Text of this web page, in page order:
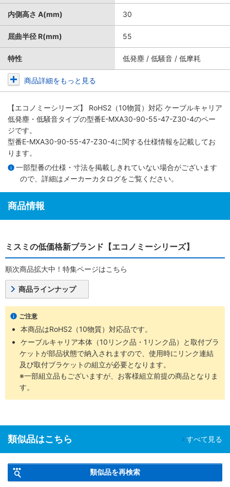
内側高さ A(mm) 30
屈曲半径 R(mm) 55
特性 低発塵 / 低騒音 / 低摩耗
商品詳細をもっと見る
【エコノミーシリーズ】 RoHS2（10物質）対応 ケーブルキャリア
低発塵・低騒音タイプの型番E-MXA30-90-55-47-Z30-4のペー
ジです。
型番E-MXA30-90-55-47-Z30-4に関する仕様情報を記載してお
ります。
一部型番の仕様・寸法を掲載しきれていない場合がございます
ので、詳細は メーカーカタログをご覧ください。
商品情報
ミスミの低価格新ブランド【エコノミーシリーズ】
順次商品拡大中！特集ページはこちら
商品ラインナップ
ご注意
本商品はRoHS2（10物質）対応品です。
ケーブルキャリア本体（10リンク品・1リンク品）と取付ブラ
ケットが部品状態で納入されますので、使用時にリンク連結
及び取付ブラケットの組立が必要となります。
※一部組立品もございますが、お客様組立前提の商品となりま
す。
類似品はこちら すべて見る
類似品を再検索